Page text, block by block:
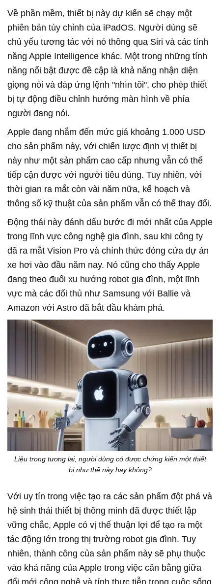
Về phần mềm, thiết bị này dự kiến sẽ chạy một
phiên bản tùy chỉnh của iPadOS. Người dùng sẽ
chủ yếu tương tác với nó thông qua Siri và các tính
năng Apple Intelligence khác. Một trong những tính
năng nổi bật được đề cập là khả năng nhận diện
giọng nói và đáp ứng lệnh "nhìn tôi", cho phép thiết
bị tự động điều chỉnh hướng màn hình về phía
người đang nói.
Apple đang nhắm đến mức giá khoảng 1.000 USD
cho sản phẩm này, với chiến lược định vị thiết bị
này như một sản phẩm cao cấp nhưng vẫn có thể
tiếp cận được với người tiêu dùng. Tuy nhiên, với
thời gian ra mắt còn vài năm nữa, kế hoạch và
thông số kỹ thuật của sản phẩm vẫn có thể thay đổi.
Động thái này đánh dấu bước đi mới nhất của Apple
trong lĩnh vực công nghệ gia đình, sau khi công ty
đã ra mắt Vision Pro và chính thức đóng cửa dự án
xe hơi vào đầu năm nay. Nó cũng cho thấy Apple
đang theo đuổi xu hướng robot gia đình, một lĩnh
vực mà các đối thủ như Samsung với Ballie và
Amazon với Astro đã bắt đầu khám phá.
Liệu trong tương lai, người dùng có được chứng kiến một thiết
bị như thế này hay không?
Với uy tín trong việc tạo ra các sản phẩm đột phá và
hệ sinh thái thiết bị thông minh đã được thiết lập
vững chắc, Apple có vị thế thuận lợi để tạo ra một
tác động lớn trong thị trường robot gia đình. Tuy
nhiên, thành công của sản phẩm này sẽ phụ thuộc
vào khả năng của Apple trong việc cân bằng giữa
đổi mới công nghệ và tính thực tiễn trong cuộc sống